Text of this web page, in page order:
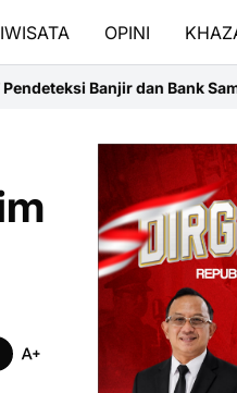
OPINI
Bank Sampah Digital